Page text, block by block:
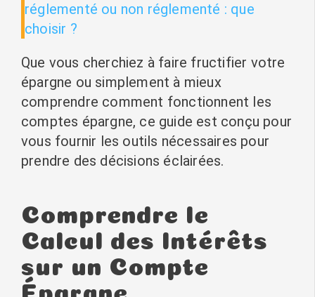
réglementé ou non réglementé : que
choisir ?
Que vous cherchiez à faire fructifier votre
épargne ou simplement à mieux
comprendre comment fonctionnent les
comptes épargne, ce guide est conçu pour
vous fournir les outils nécessaires pour
prendre des décisions éclairées.
Comprendre le
Calcul des Intérêts
sur un Compte
Épargne